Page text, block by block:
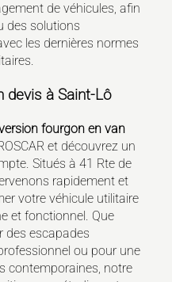
de véhicules, afin
des solutions
les dernières normes
devis à Saint-Lô
fourgon en van
et découvrez un
Situés à 41 Rte de
rapidement et
votre véhicule utilitaire
et fonctionnel. Que
des escapades
ou pour une
contemporaines, notre